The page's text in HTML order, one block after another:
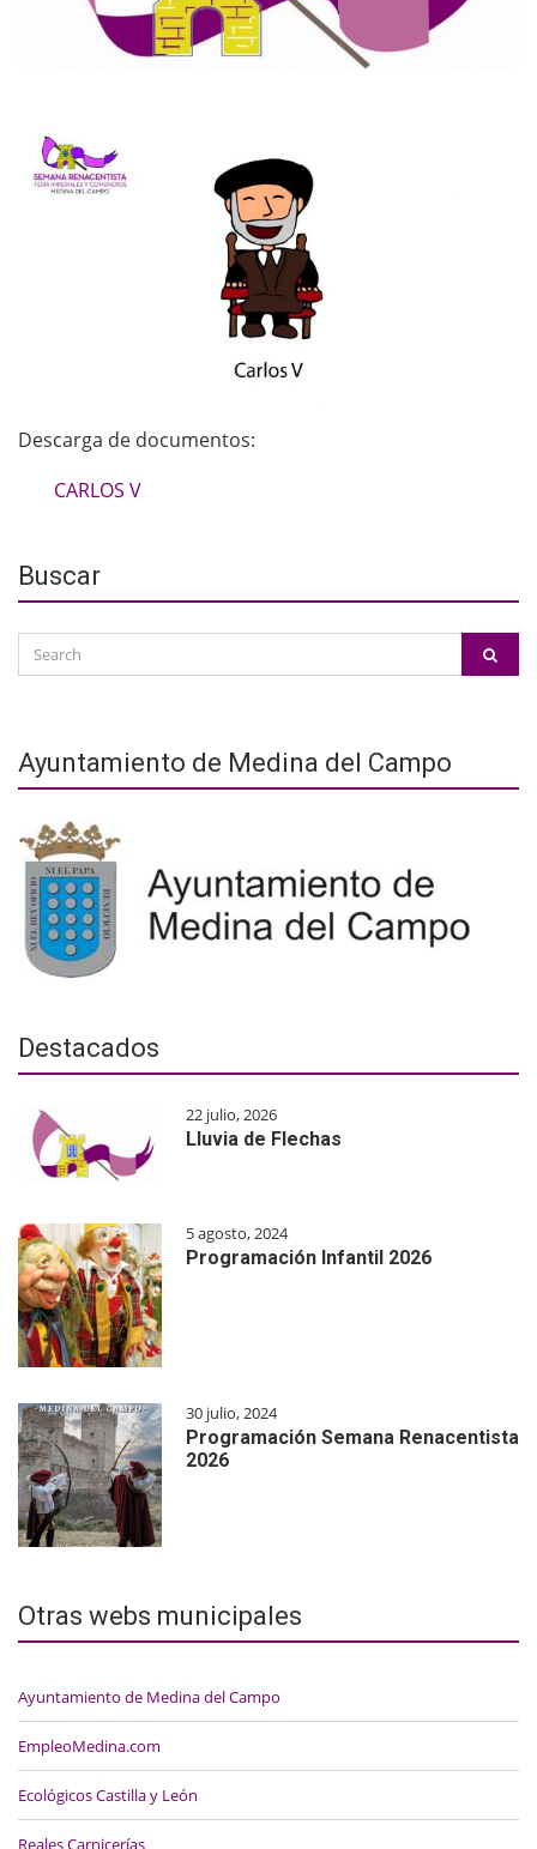
Descarga de documentos:
CARLOS V
Buscar
Search
for:
Ayuntamiento de Medina del Campo
Destacados
22 julio, 2026
Lluvia de Flechas
5 agosto, 2024
Programación Infantil 2026
30 julio, 2024
Programación Semana Renacentista
2026
Otras webs municipales
Ayuntamiento de Medina del Campo
EmpleoMedina.com
Ecológicos Castilla y León
Reales Carnicerías